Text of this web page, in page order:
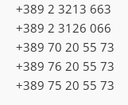
+389 2 3213 663
+389 2 3126 066
+389 70 20 55 73
+389 76 20 55 73
+389 75 20 55 73